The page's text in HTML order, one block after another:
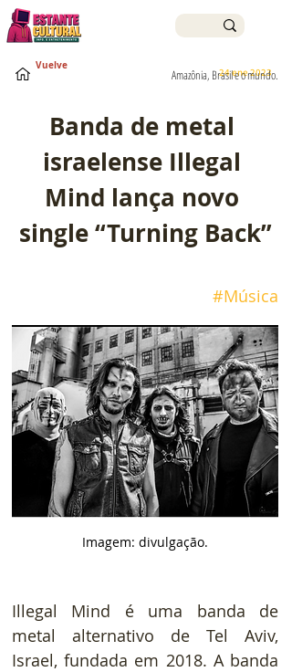
24 ene 2023
Amazônia, Brasil e o mundo.
Vuelve
Banda de metal
israelense Illegal
Mind lança novo
single “Turning Back”
#Música
Imagem: divulgação.
Illegal Mind é uma banda de
metal alternativo de Tel Aviv,
Israel, fundada em 2018. A banda